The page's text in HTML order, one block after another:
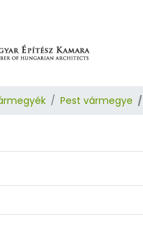
Pest vármegye